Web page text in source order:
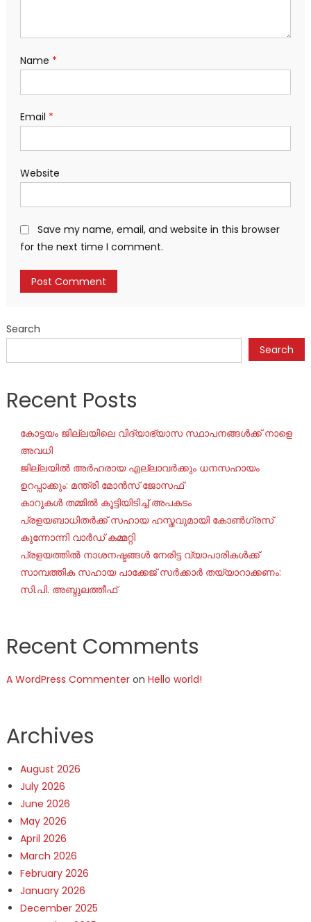
Name *
Email *
Website
Save my name, email, and website in this browser
for the next time I comment.
Search
Search
Recent Posts
കോട്ടയം ജില്ലയിലെ വിദ്യാഭ്യാസ സ്ഥാപനങ്ങൾക്ക് നാളെ
അവധി
ജില്ലയില്‍ അര്‍ഹരായ എല്ലാവര്‍ക്കും ധനസഹായം
ഉറപ്പാക്കും: മന്ത്രി മോന്‍സ് ജോസഫ്
കാറുകൾ തമ്മിൽ കൂട്ടിയിടിച്ച് അപകടം
പ്രളയബാധിതർക്ക് സഹായ ഹസ്തവുമായി കോൺഗ്രസ്
കുന്നോന്നി വാർഡ് കമ്മറ്റി
പ്രളയത്തിൽ നാശനഷ്ടങ്ങൾ നേരിട്ട വ്യാപാരികൾക്ക്
സാമ്പത്തിക സഹായ പാക്കേജ് സർക്കാർ തയ്യാറാക്കണം:
സി.പി. അബ്ദുലത്തീഫ്
Recent Comments
A WordPress Commenteron Hello world!
Archives
August 2026
July 2026
June 2026
May 2026
April 2026
March 2026
February 2026
January 2026
December 2025